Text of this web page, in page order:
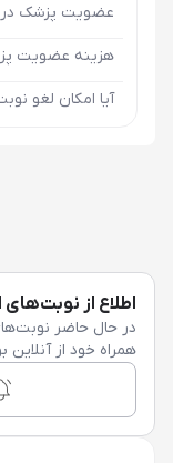
عضویت پزشک در
هزینه عضویت
آیا امکان لغو
اطلاع از
در حال حاضر
همراه خود از